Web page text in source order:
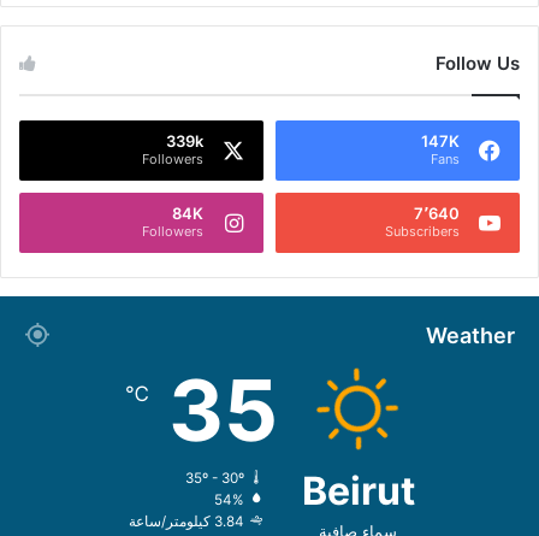
Follow Us
147K
Fans
339k
Followers
7٬640
Subscribers
84K
Followers
Weather
Beirut
سماء صافية
35
℃
35º - 30º
54%
3.84 كيلومتر/ساعة